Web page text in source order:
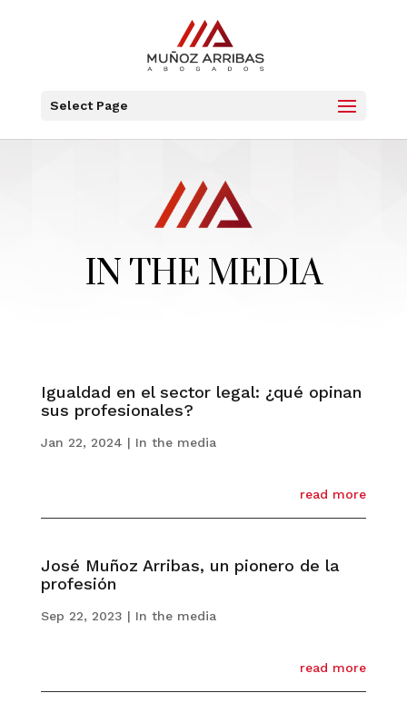
Select Page
IN THE MEDIA
Igualdad en el sector legal: ¿qué opinan
sus profesionales?
Jan 22, 2024 | In the media
read more
José Muñoz Arribas, un pionero de la
profesión
Sep 22, 2023 | In the media
read more